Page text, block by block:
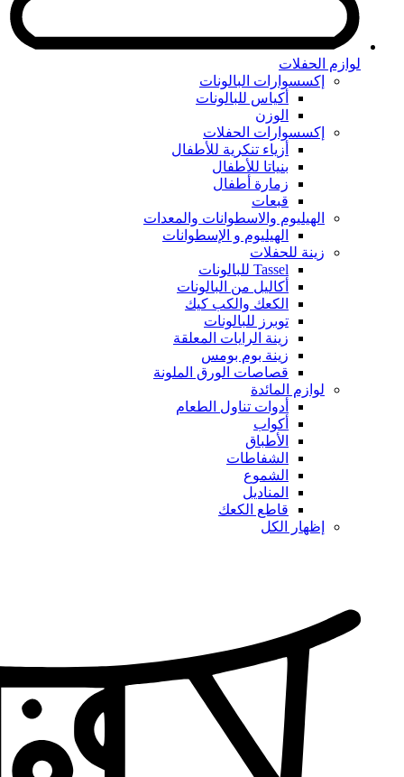
لوازم الحفلات
إكسسوارات البالونات
أكياس للبالونات
الوزن
إكسسوارات الحفلات
أزياء تنكرية للأطفال
بنياتا للأطفال
زمارة أطفال
قبعات
الهيليوم والاسطوانات والمعدات
الهيليوم و الإسطوانات
زينة للحفلات
Tassel للبالونات
أكاليل من البالونات
الكعك والكب كيك
توبرز للبالونات
زينة الرايات المعلقة
زينة بوم بومس
قصاصات الورق الملونة
لوازم المائدة
أدوات تناول الطعام
أكواب
الأطباق
الشفاطات
الشموع
المناديل
قاطع الكعك
إظهار الكل